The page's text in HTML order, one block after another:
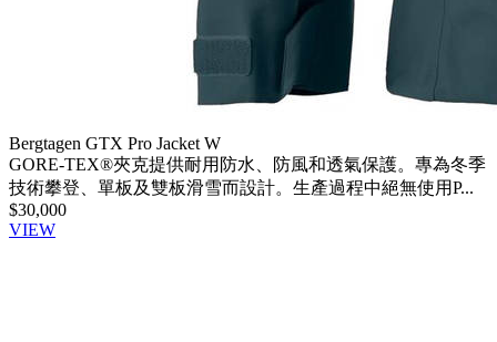
Bergtagen GTX Pro Jacket W
GORE-TEX®夾克提供耐用防水、防風和透氣保護。專為冬季
技術攀登、單板及雙板滑雪而設計。生產過程中絕無使用P...
$30,000
VIEW